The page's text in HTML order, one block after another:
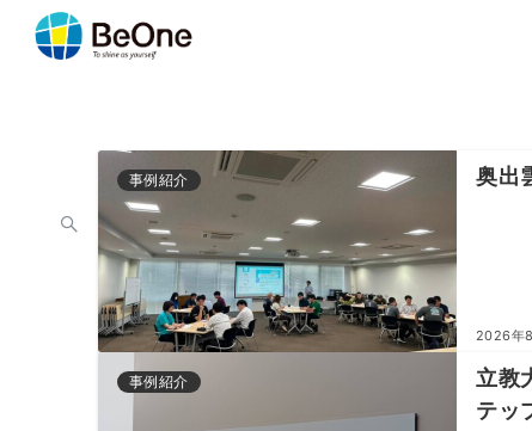
事例紹介 奥出
2026年
事例紹介
立教
テッ